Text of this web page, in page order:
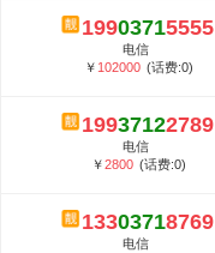
19903715555
电信
￥ 102000 (话费:0)
19937122789
电信
￥2800 (话费:0)
13303718769
电信